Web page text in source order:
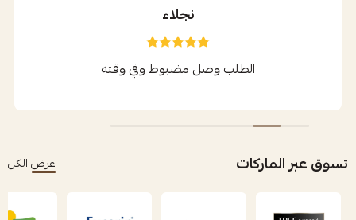
نجلاء
الطلب وصل مضبوط وفي وقته
تسوق عبر الماركات عرض الكل